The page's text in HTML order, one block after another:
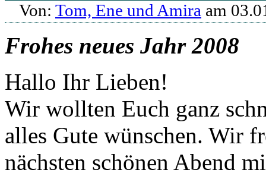
Von: Tom, Ene und Amira am
Frohes neues Jahr 2008
Hallo Ihr Lieben!
Wir wollten Euch ganz
alles Gute wünschen. Wir
nächsten schönen Abend